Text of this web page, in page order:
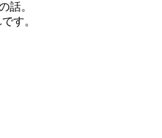
話。
す。